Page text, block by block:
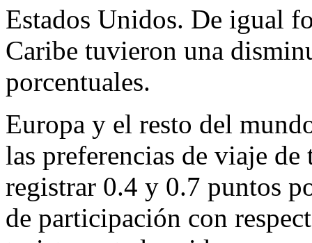
Estados Unidos. De igual
Caribe tuvieron una
porcentuales.
Europa y el resto del
las preferencias de viaje
registrar 0.4 y 0.7 puntos
de participación con